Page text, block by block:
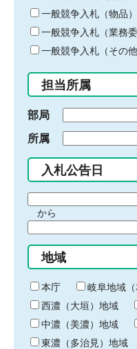
ー
ワ
ー
ド
入
力
一般競争入札（物品）
一般競争入札（業務委
一般競争入札（その他
担当所属
部局
所属
入札公告日
間
始
り
から
間
終
わ
り
地域
本庁
岐阜地域（
西濃（大垣）地域
中濃（美濃）地域
東濃（多治見）地域